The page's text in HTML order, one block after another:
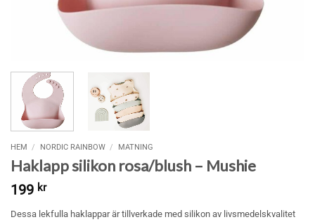
HEM / NORDIC RAINBOW / MATNING
Haklapp silikon rosa/blush – Mushie
199 kr
Dessa lekfulla haklappar är tillverkade med silikon av livsmedelskvalitet